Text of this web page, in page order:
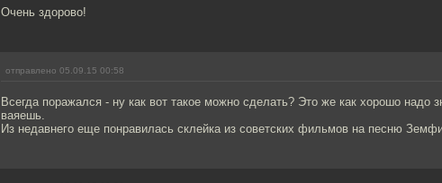
Очень здорово!
отправлено 05.09.15 00:58
Всегда поражался - ну как вот такое можно сделать? Это же как хорошо надо
ваяешь.
Из недавнего еще понравилась склейка из советских фильмов на песню